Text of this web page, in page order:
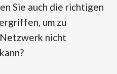
Sie auch die richtigen
um zu
nicht